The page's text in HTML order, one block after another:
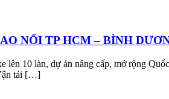
NỐI TP HCM – BÌNH
lên 10 làn, dự án nâng cấp, mở rộng
tải […]